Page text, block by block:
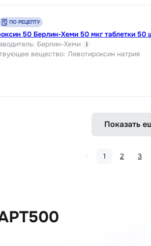
ПО РЕЦЕПТУ
50 Берлин-Хеми 50 мкг таблетки 50
: Берлин-Хеми i
вещество: Левотироксин натрия
Показать
1 2 3